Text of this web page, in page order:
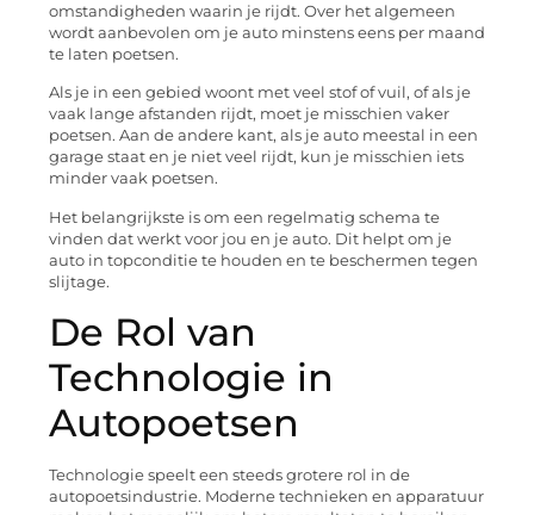
omstandigheden waarin je rijdt. Over het algemeen
wordt aanbevolen om je auto minstens eens per maand
te laten poetsen.
Als je in een gebied woont met veel stof of vuil, of als je
vaak lange afstanden rijdt, moet je misschien vaker
poetsen. Aan de andere kant, als je auto meestal in een
garage staat en je niet veel rijdt, kun je misschien iets
minder vaak poetsen.
Het belangrijkste is om een regelmatig schema te
vinden dat werkt voor jou en je auto. Dit helpt om je
auto in topconditie te houden en te beschermen tegen
slijtage.
De Rol van
Technologie in
Autopoetsen
Technologie speelt een steeds grotere rol in de
autopoetsindustrie. Moderne technieken en apparatuur